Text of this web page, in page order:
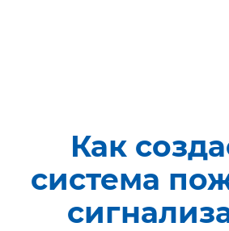
Как
система